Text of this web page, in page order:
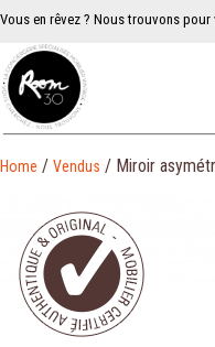
Vous en rêvez ? Nous trouvons pour
Home / Vendus / Miroir